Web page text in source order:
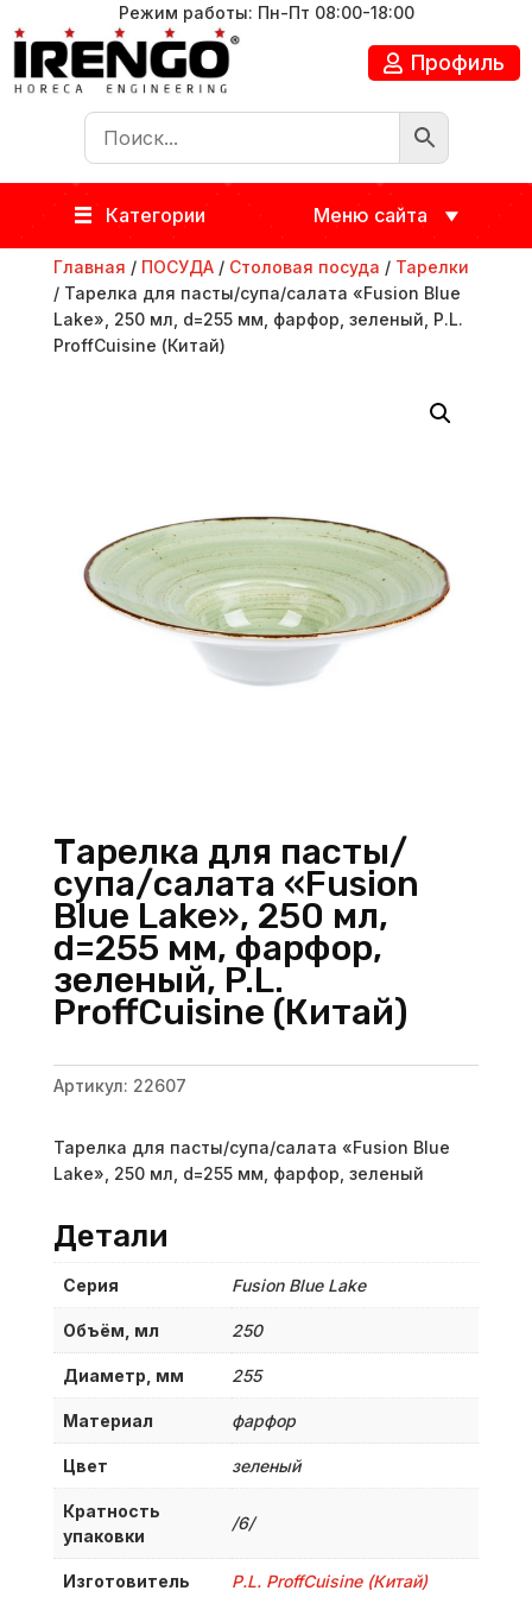
Режим работы: Пн-Пт 08:00-18:00
Профиль
Категории Меню сайта
Главная / ПОСУДА/ Столовая посуда / Тарелки
/ Тарелка для пасты/супа/салата «Fusion Blue
Lake», 250 мл, d=255 мм, фарфор, зеленый, P.L.
ProffСuisine (Китай)
Тарелка для пасты/
супа/салата «Fusion
Blue Lake», 250 мл,
d=255 мм, фарфор,
зеленый, P.L.
ProffСuisine (Китай)
Артикул: 22607
Тарелка для пасты/супа/салата «Fusion Blue
Lake», 250 мл, d=255 мм, фарфор, зеленый
Детали
Серия Fusion Blue Lake
Объём, мл 250
Диаметр, мм 255
Материал фарфор
Цвет зеленый
Кратность
упаковки
/6/
Изготовитель P.L. ProffСuisine (Китай)